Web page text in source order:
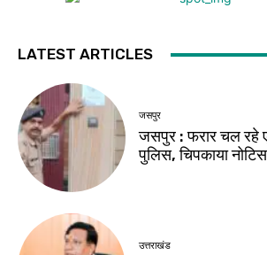
LATEST ARTICLES
जसपुर
जसपुर : फरार चल रहे
पुलिस, चिपकाया
उत्तराखंड